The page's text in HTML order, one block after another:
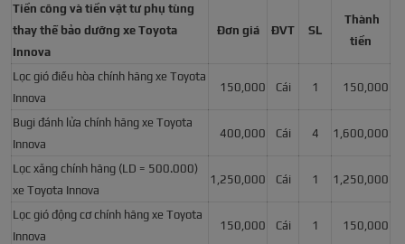
Tiền công và tiền vật tư phụ tùng
thay thế bảo dưỡng xe Toyota
Innova
Đơn giá ĐVT SL
Thành
tiền
Lọc gió điều hòa chính hãng xe Toyota
Innova
150,000 Cái 1 150,000
Bugi đánh lửa chính hãng xe Toyota
Innova
400,000 Cái 4 1,600,000
Lọc xăng chính hãng (LD = 500.000)
xe Toyota Innova
1,250,000 Cái 1 1,250,000
Lọc gió động cơ chính hãng xe Toyota
Innova
150,000 Cái 1 150,000